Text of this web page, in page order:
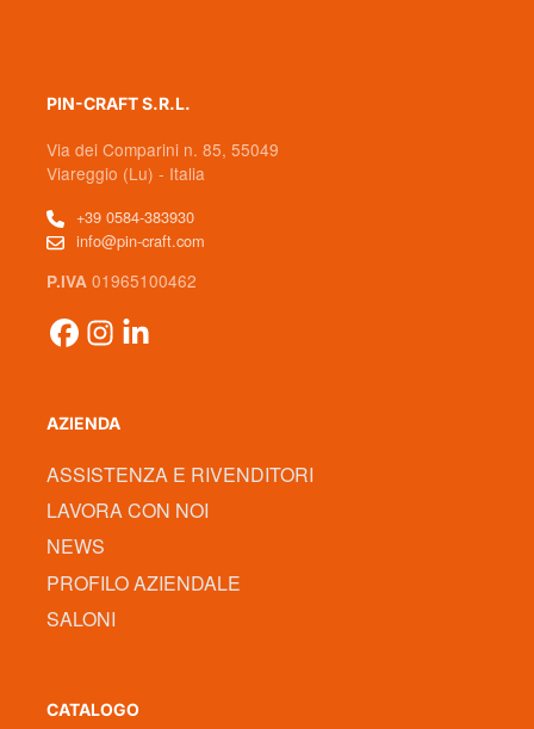
PIN-CRAFT S.R.L.
Via dei Comparini n. 85, 55049
Viareggio (Lu) - Italia
+39 0584-383930
info@pin-craft.com
P.IVA 01965100462
AZIENDA
ASSISTENZA E RIVENDITORI
LAVORA CON NOI
NEWS
PROFILO AZIENDALE
SALONI
CATALOGO